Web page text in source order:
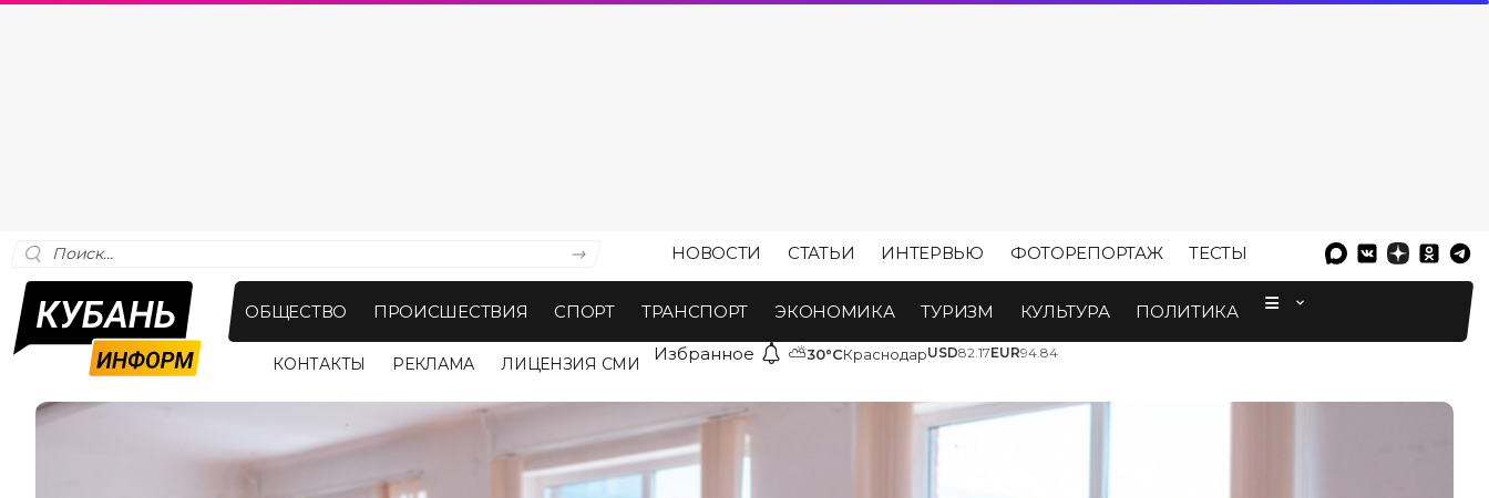
НОВОСТИ СТАТЬИ ИНТЕРВЬЮ ФОТОРЕПОРТАЖ ТЕСТЫ
ОБЩЕСТВО ПРОИСШЕСТВИЯ СПОРТ ТРАНСПОРТ ЭКОНОМИКА ТУРИЗМ КУЛЬТУРА ПОЛИТИКА
КОНТАКТЫ РЕКЛАМА ЛИЦЕНЗИЯ СМИ Избранное ⛅30°CКраснодарUSD82.17EUR94.84